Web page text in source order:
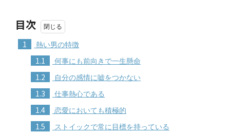
目次
1 熱い男の特徴
1.1 何事にも前向きで一生懸命
1.2 自分の感情に嘘をつかない
1.3 仕事熱心である
1.4 恋愛においても積極的
1.5 ストイックで常に目標を持っている